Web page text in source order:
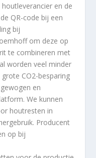
en de
QR-code bij een
bij
om deze op
te combineren met
worden veel minder
CO2-besparing
en
We kunnen
houtresten in
Producent
op bij